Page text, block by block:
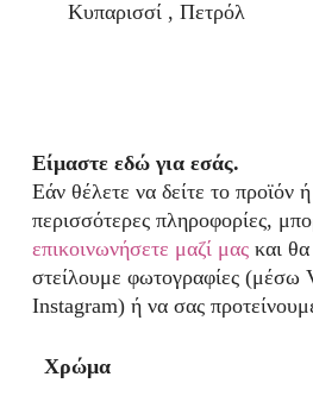
Κυπαρισσί , Πετρόλ
Είμαστε εδώ για εσάς.
Εάν θέλετε να δείτε το προϊόν ή
περισσότερες πληροφορίες,
επικοινωνήσετε μαζί μαςκαι θα
στείλουμε φωτογραφίες (μέσω
Instagram) ή να σας
Χρώμα